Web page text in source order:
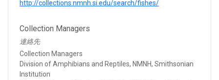
http://collections.nmnh.si.edu/search/fishes/
Collection Managers
連絡先
Collection Managers
Division of Amphibians and Reptiles, NMNH, Smithsonian
Institution